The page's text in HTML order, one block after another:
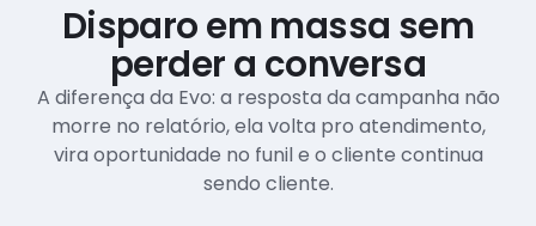
Disparo em massa sem
perder a conversa
A diferença da Evo: a resposta da campanha não
morre no relatório, ela volta pro atendimento,
vira oportunidade no funil e o cliente continua
sendo cliente.